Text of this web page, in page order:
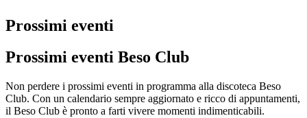
Prossimi eventi
Prossimi eventi Beso Club
Non perdere i prossimi eventi in programma alla discoteca Beso
Club. Con un calendario sempre aggiornato e ricco di appuntamenti,
il Beso Club è pronto a farti vivere momenti indimenticabili.